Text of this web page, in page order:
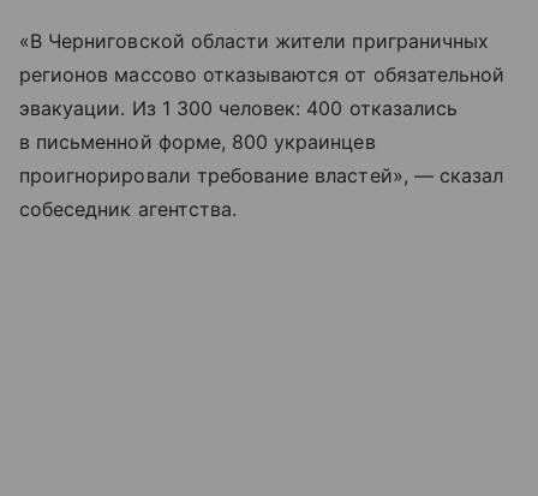
«В Черниговской области жители приграничных
регионов массово отказываются от обязательной
эвакуации. Из 1 300 человек: 400 отказались
в письменной форме, 800 украинцев
проигнорировали требование властей», — сказал
собеседник агентства.